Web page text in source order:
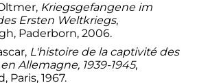
Kriegsgefangene im
Ersten Weltkriegs,
Paderborn, 2006.
L'histoire de la captivité des
Allemagne, 1939-1945,
Paris, 1967.